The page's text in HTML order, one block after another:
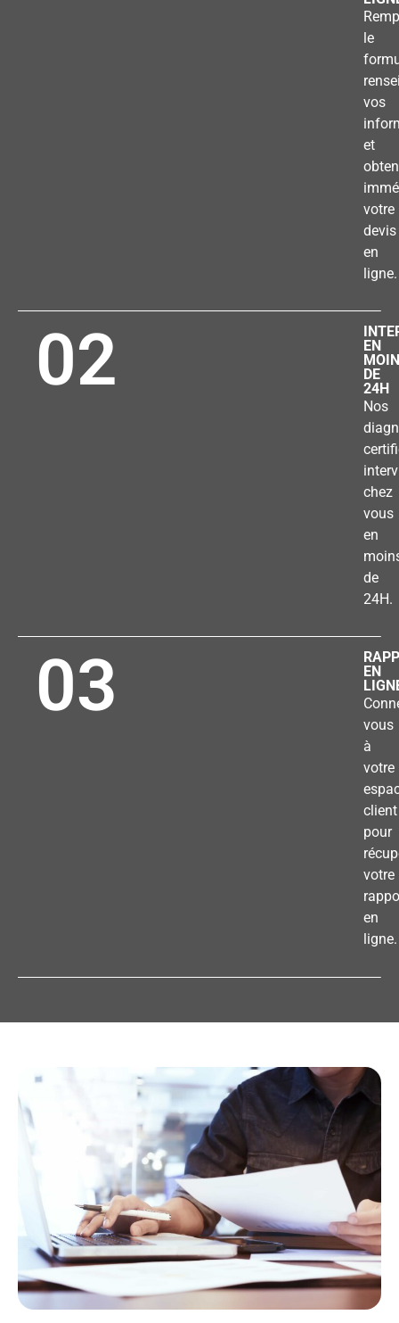
le
vos
et
votre
devis
en
ligne.
02
EN
DE
24H
Nos
chez
vous
en
de
24H.
03
EN
vous
à
votre
client
pour
votre
en
ligne.